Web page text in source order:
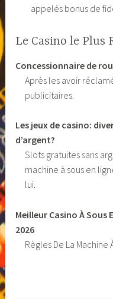
appelés bonus de
Le Casino le Plus
Concessionnaire de
Après les avoir
publicitaires.
Les jeux de casino:
d’argent?
Slots gratuites sans
machine à sous en
lui.
Meilleur Casino À Sous
2026
Règles De La Machine